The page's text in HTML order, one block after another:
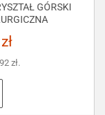
GÓRSKI
zł
zł.